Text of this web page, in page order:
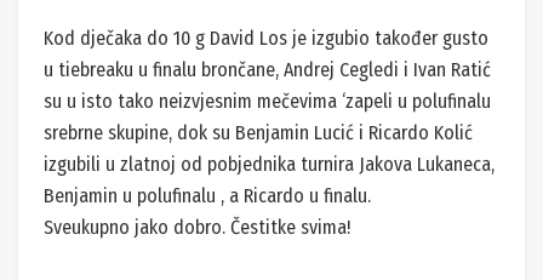
Kod dječaka do 10 g David Los je izgubio također gusto
u tiebreaku u finalu brončane, Andrej Cegledi i Ivan Ratić
su u isto tako neizvjesnim mečevima ‘zapeli u polufinalu
srebrne skupine, dok su Benjamin Lucić i Ricardo Kolić
izgubili u zlatnoj od pobjednika turnira Jakova Lukaneca,
Benjamin u polufinalu , a Ricardo u finalu.
Sveukupno jako dobro. Čestitke svima!